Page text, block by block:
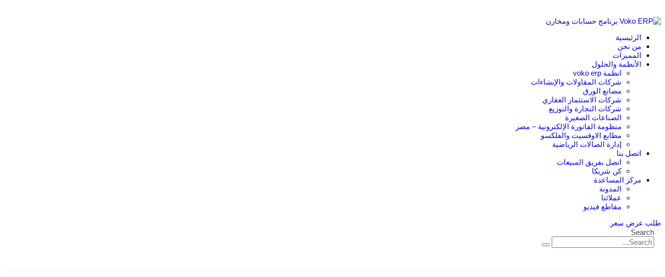
الرئيسية
من نحن
المميزات
الأنظمة والحلول
انظمة voko erp
شركات المقاولات والإنشاءات
مصانع الورق
شركات الاستثمار العقاري
شركات التجارة والتوزيع
الصناعات الصغيرة
منظومة الفاتورة الإلكترونية – مصر
مطابع الاوفسيت والفلكسو
إدارة الصالات الرياضية
اتصل بنا
اتصل بفريق المبيعات
كن شريكا
مركز المساعدة
المدونة
عملائنا
مقاطع فيديو
طلب عرض سعر
Search